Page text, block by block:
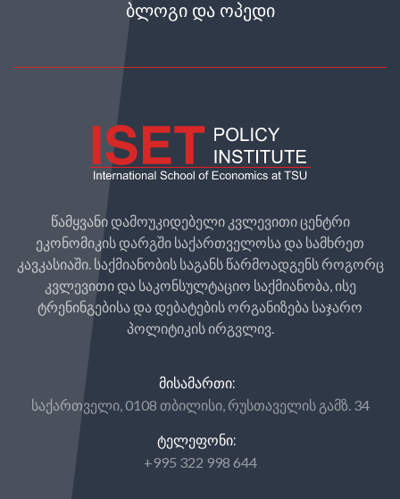
ᲑᲚᲝᲒᲘ ᲓᲐ ᲝᲞᲔᲓᲘ
წამყვანი დამოუკიდებელი კვლევითი ცენტრი
ეკონომიკის დარგში საქართველოსა და სამხრეთ
კავკასიაში. საქმიანობის საგანს წარმოადგენს როგორც
კვლევითი და საკონსულტაციო საქმიანობა, ისე
ტრენინგებისა და დებატების ორგანიზება საჯარო
პოლიტიკის ირგვლივ.
ᲛᲘᲡᲐᲛᲐᲠᲗᲘ:
საქართველი, 0108 თბილისი, რუსთაველის გამზ. 34
ᲢᲔᲚᲔᲤᲝᲜᲘ:
+995 322 998 644